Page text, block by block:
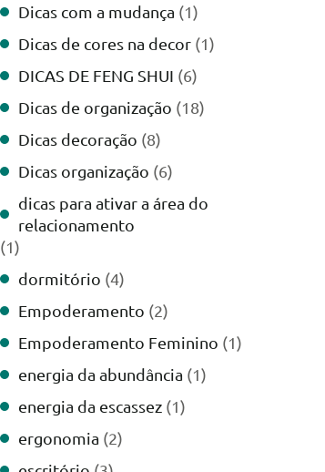
Dicas com a mudança (1)
Dicas de cores na decor (1)
DICAS DE FENG SHUI (6)
Dicas de organização (18)
Dicas decoração (8)
Dicas organização (6)
dicas para ativar a área do
relacionamento
(1)
dormitório (4)
Empoderamento (2)
Empoderamento Feminino (1)
energia da abundância (1)
energia da escassez (1)
ergonomia (2)